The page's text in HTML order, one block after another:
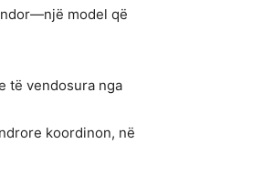
model që
të vendosura nga
koordinon, në